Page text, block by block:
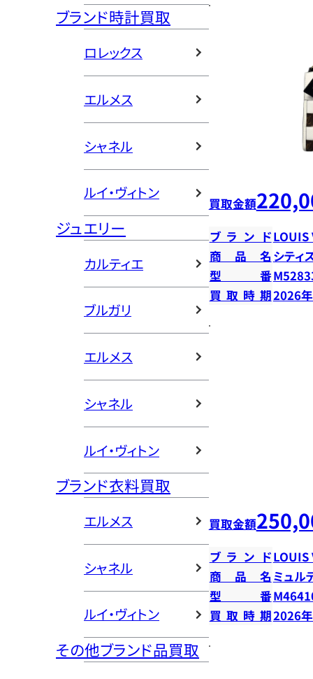
ブランド時計買取
ロレックス
エルメス
シャネル
ルイ・ヴィトン
ジュエリー
カルティエ
ブルガリ
エルメス
シャネル
ルイ・ヴィトン
ブランド衣料買取
エルメス
シャネル
ルイ・ヴィトン
その他ブランド品買取
買取金額
ブランドLOUIS
商品名 シティ
型番
買取時期2026
買取金額
ブランドLOUIS
商品名 ミュル
型番
買取時期2026